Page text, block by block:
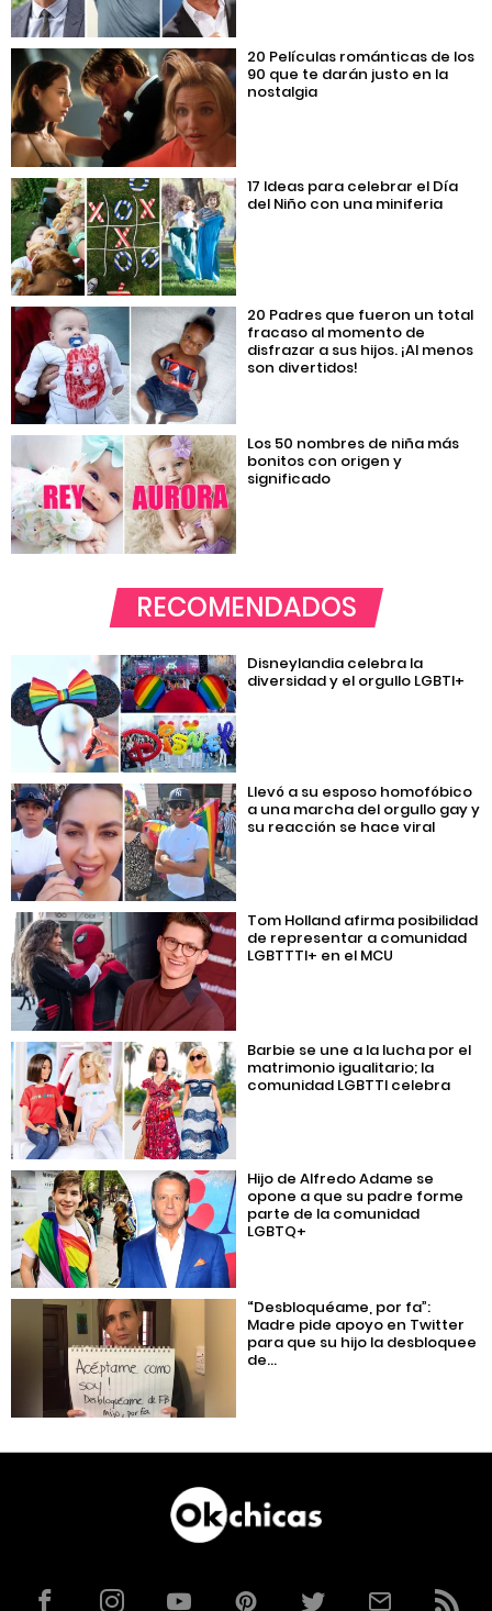
20 Películas románticas de los
90 que te darán justo en la
nostalgia
17 Ideas para celebrar el Día
del Niño con una miniferia
20 Padres que fueron un total
fracaso al momento de
disfrazar a sus hijos. ¡Al menos
son divertidos!
Los 50 nombres de niña más
bonitos con origen y
significado
RECOMENDADOS
Disneylandia celebra la
diversidad y el orgullo LGBTI+
Llevó a su esposo homofóbico
a una marcha del orgullo gay y
su reacción se hace viral
Tom Holland afirma posibilidad
de representar a comunidad
LGBTTTI+ en el MCU
Barbie se une a la lucha por el
matrimonio igualitario; la
comunidad LGBTTI celebra
Hijo de Alfredo Adame se
opone a que su padre forme
parte de la comunidad
LGBTQ+
“Desbloquéame, por fa”:
Madre pide apoyo en Twitter
para que su hijo la desbloquee
de...